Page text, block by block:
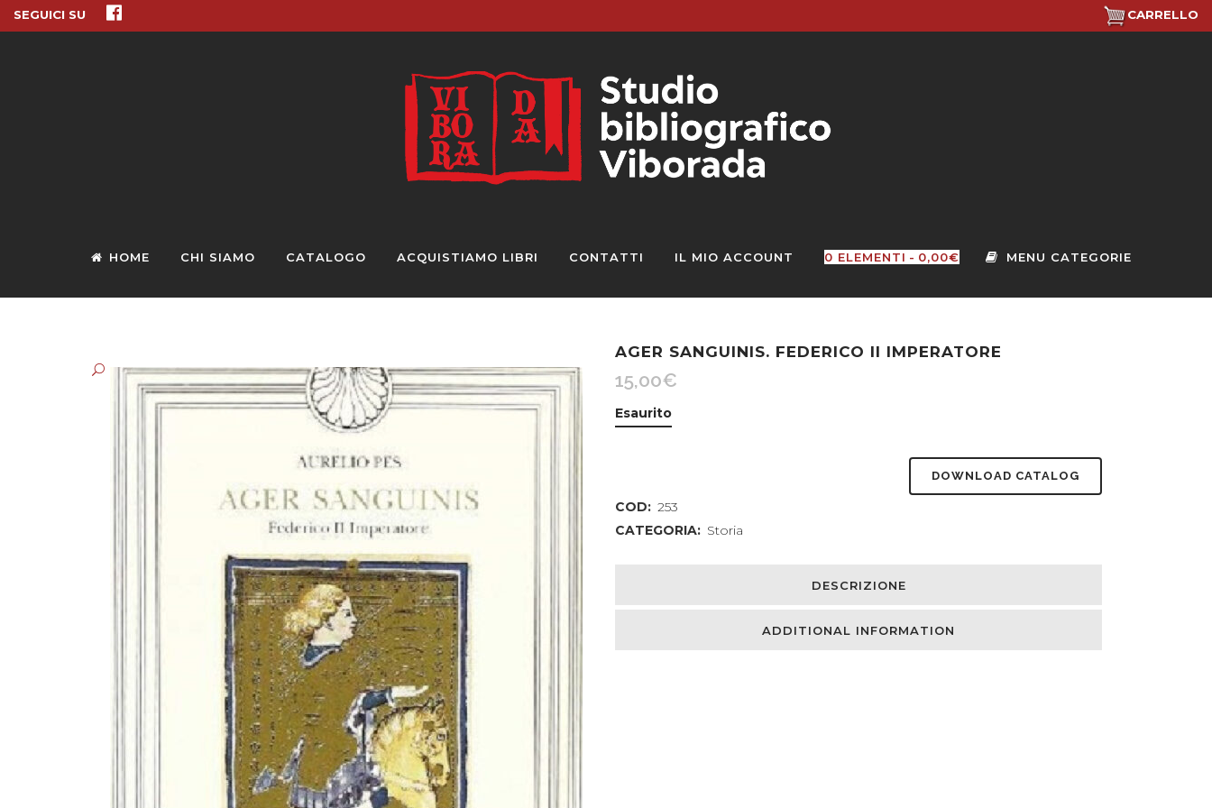
SEGUICI SU CARRELLO
HOME CHI SIAMO CATALOGO ACQUISTIAMO LIBRI CONTATTI IL MIO ACCOUNT 0 ELEMENTI 0,00€
AGER SANGUINIS. FEDERICO II IMPERATORE
15,00€
Esaurito
DOWNLOAD CATALOG
COD: 253
CATEGORIA: Storia
DESCRIZIONE
ADDITIONAL INFORMATION